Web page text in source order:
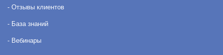
- Отзывы клиентов
- База знаний
- Вебинары